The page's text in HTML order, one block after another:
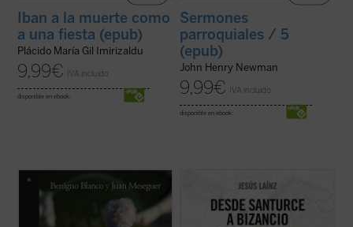
Iban a la muerte como
a una fiesta (epub)
Plácido María Gil Imirizaldu
9,99€ IVA incluido
disponible en ebook:
Sermones
parroquiales / 5
(epub)
John Henry Newman
9,99€ IVA incluido
disponible en ebook:
¿Cómo fortalecer la familia más allá de la
división izquierda-derecha? ¿Es posible
una nueva cultura de la vida que compagine
la defensa del no nacido y el apoyo solidario
a las mujeres embarazadas? ¿Qué
Un siglo después de que Sabino Arana
inventase los términos Bizkaia, Gipuzkoa y
Araba, ya han alcanzado la oficialidad.
Pero la ingeniería palabrera sólo es una
parte de la más amplia utilización de las